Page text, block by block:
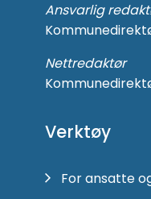
Ansvarlig
Nettredaktør
Verktøy
For ansatte